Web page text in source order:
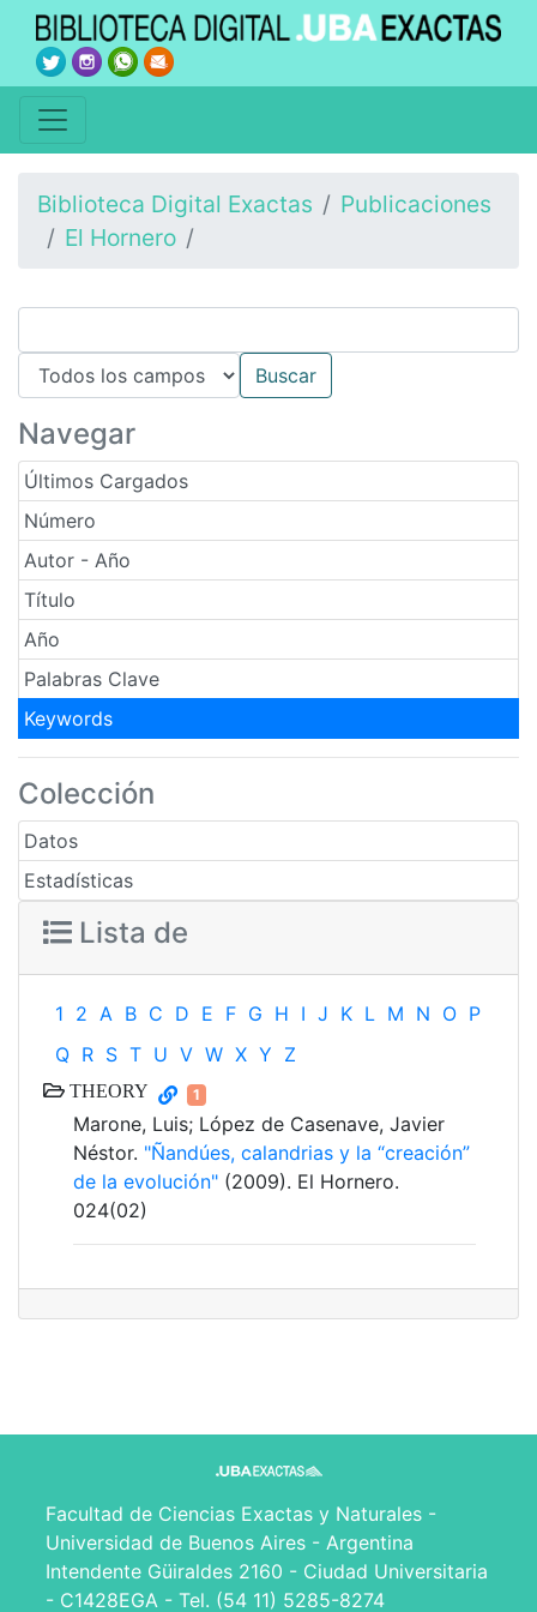
Biblioteca Digital Exactas
Publicaciones
El Hornero
Navegar
Últimos Cargados
Número
Autor - Año
Título
Año
Palabras Clave
Keywords
Colección
Datos
Estadísticas
Lista de
1 2 A B C D E F G H I J K L M N O P
Q R S T U V W X Y Z
THEORY 1
Marone, Luis; López de Casenave, Javier
Néstor. "Ñandúes, calandrias y la “creación”
de la evolución" (2009). El Hornero.
024(02)
Facultad de Ciencias Exactas y Naturales -
Universidad de Buenos Aires - Argentina
Intendente Güiraldes 2160 - Ciudad Universitaria
- C1428EGA - Tel. (54 11) 5285-8274